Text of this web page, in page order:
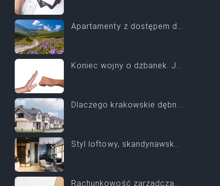
Apartamenty z dostępem d...
Koniec wojny o dzbanek. J...
Dlaczego krakowskie dębn...
Styl loftowy, skandynawsk...
Rachunkowość zarządcza...